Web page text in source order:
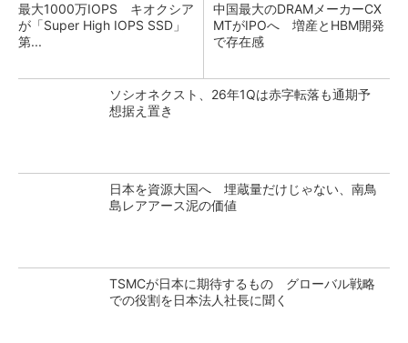
最大1000万IOPS キオクシア
が「Super High IOPS SSD」
第...
中国最大のDRAMメーカーCX
MTがIPOへ 増産とHBM開発
で存在感
ソシオネクスト、26年1Qは赤字転落も通期予
想据え置き
日本を資源大国へ 埋蔵量だけじゃない、南鳥
島レアアース泥の価値
TSMCが日本に期待するもの グローバル戦略
での役割を日本法人社長に聞く